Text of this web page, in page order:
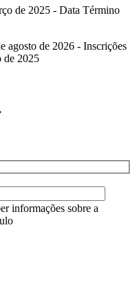
de 2025 - Data Término
agosto de 2026 - Inscrições
de 2025
informações sobre a